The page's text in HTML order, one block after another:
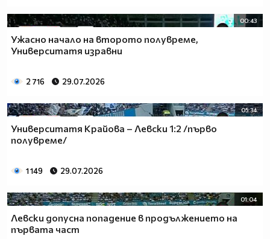
00:43
Ужасно начало на второто полувреме,
Университатя изравни
2 716 29.07.2026
05:34
Университатя Крайова – Левски 1:2 /първо
полувреме/
1 149 29.07.2026
01:04
Левски допусна попадение в продължението на
първата част